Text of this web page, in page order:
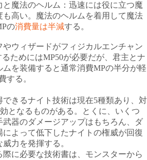
と魔法のヘルム：迅速には役に立つ魔
も高い。魔法のヘルムを着用して魔法
の消費量は半減する。
やウィザードがフィジカルエンチャン
るためにはMP50が必要だが、君主とナ
ムを装備すると通常消費MPの半分が軽
する。
できるナイト技術は現在5種類あり、対
となるものがある。とくに、いくつ
武器のダメージアップはもちろん、ダ
によって低下したナイトの権威が回復
力を発揮する。
際に必要な技術書は、モンスターから